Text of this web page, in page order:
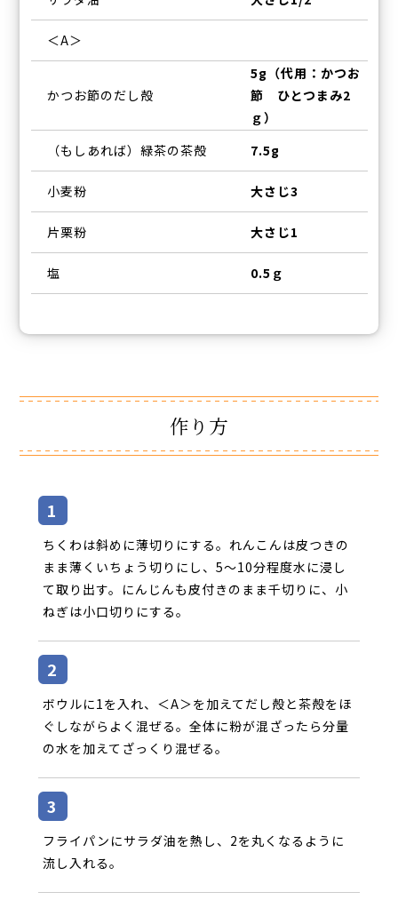
＜A＞
かつお節のだし殻
5g（代用：かつお
節 ひとつまみ2
ｇ）
（もしあれば）緑茶の茶殻
7.5g
小麦粉 大さじ3
片栗粉 大さじ1
塩 0.5ｇ
作り方
ちくわは斜めに薄切りにする。れんこんは皮つきの
まま薄くいちょう切りにし、5～10分程度水に浸し
て取り出す。にんじんも皮付きのまま千切りに、小
ねぎは小口切りにする。
ボウルに1を入れ、＜A＞を加えてだし殻と茶殻をほ
ぐしながらよく混ぜる。全体に粉が混ざったら分量
の水を加えてざっくり混ぜる。
フライパンにサラダ油を熱し、2を丸くなるように
流し入れる。